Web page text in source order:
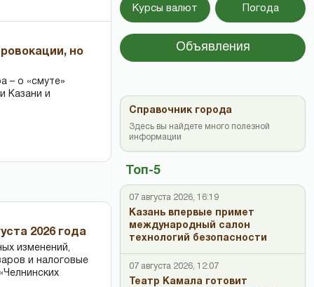
но
– о «смуте»
Казани и
2026 года
изменений,
и налоговые
Курсы валют Погода
Объявления
Топ-5
07 августа 2026, 16:19
Казань впервые примет
международный салон
технологий безопасности
07 августа 2026, 12:07
Театр Камала готовит
Справочник города
Здесь вы найдете много полезной
информации